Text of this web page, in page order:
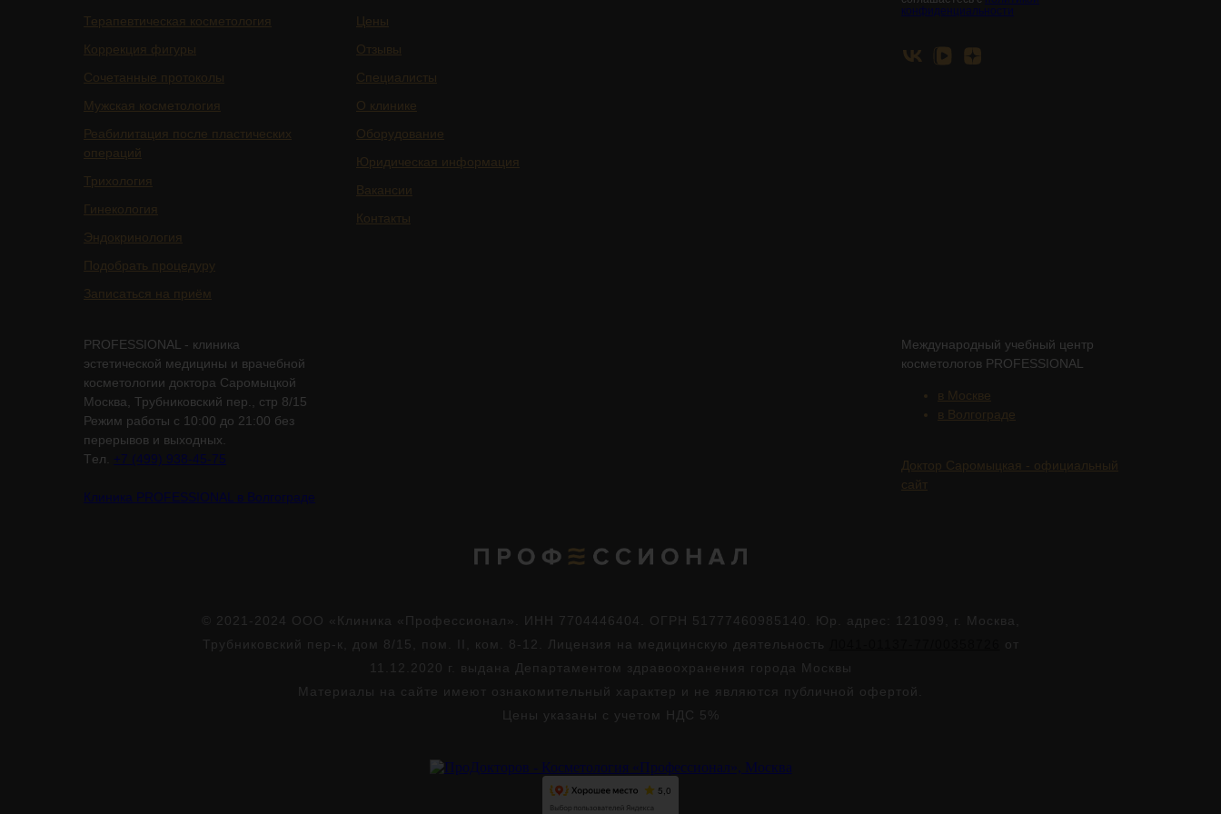
Терапевтическая косметология
Коррекция фигуры
Сочетанные протоколы
Мужская косметология
Реабилитация после пластических
операций
Трихология
Гинекология
Эндокринология
Подобрать процедуру
Записаться на приём
Цены
Отзывы
Специалисты
О клинике
Оборудование
Юридическая информация
Вакансии
Контакты
конфиденциальности
PROFESSIONAL - клиника
эстетической медицины и врачебной
косметологии доктора Саромыцкой
Москва, Трубниковский пер., стр 8/15
Режим работы с 10:00 до 21:00 без
перерывов и выходных.
Tел. +7 (499) 938-45-75
Клиника PROFESSIONAL в Волгограде
Международный учебный центр
косметологов PROFESSIONAL
в Москве
в Волгограде
Доктор Саромыцкая - официальный
сайт
© 2021-2024 ООО «Клиника «Профессионал». ИНН 7704446404. ОГРН 51777460985140. Юр. адрес: 121099, г. Москва,
Трубниковский пер-к, дом 8/15, пом. II, ком. 8-12. Лицензия на медицинскую деятельность
от
11.12.2020 г. выдана Департаментом здравоохранения города Москвы
Материалы на сайте имеют ознакомительный характер и не являются публичной офертой.
Цены указаны с учетом НДС 5%